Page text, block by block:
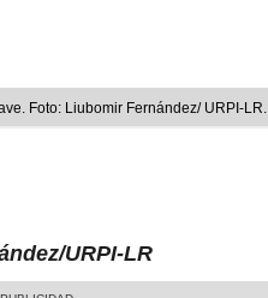
Foto: Liubomir Fernández/ URPI-LR.
URPI-LR